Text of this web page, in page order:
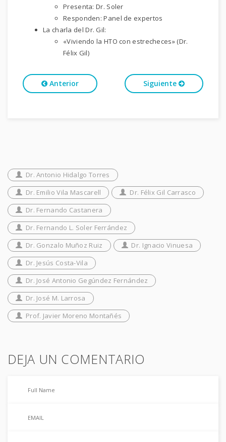
Presenta: Dr. Soler
Responden: Panel de expertos
La charla del Dr. Gil:
«Viviendo la HTO con estrecheces» (Dr.
Félix Gil)
Anterior Siguiente
Dr. Antonio Hidalgo Torres
Dr. Emilio Vila Mascarell
Dr. Félix Gil Carrasco
Dr. Fernando Castanera
Dr. Fernando L. Soler Ferrández
Dr. Gonzalo Muñoz Ruiz
Dr. Ignacio Vinuesa
Dr. Jesús Costa-Vila
Dr. José Antonio Gegúndez Fernández
Dr. José M. Larrosa
Prof. Javier Moreno Montañés
DEJA UN COMENTARIO